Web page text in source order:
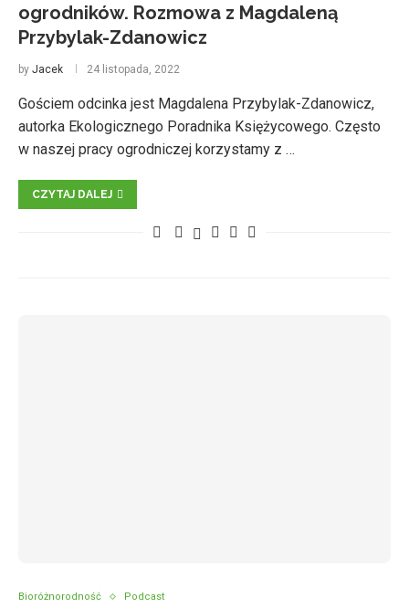
ogrodników. Rozmowa z Magdaleną
Przybylak-Zdanowicz
by Jacek 24 listopada, 2022
Gościem odcinka jest Magdalena Przybylak-Zdanowicz,
autorka Ekologicznego Poradnika Księżycowego. Często
w naszej pracy ogrodniczej korzystamy z …
CZYTAJ DALEJ
Bioróżnorodność Podcast